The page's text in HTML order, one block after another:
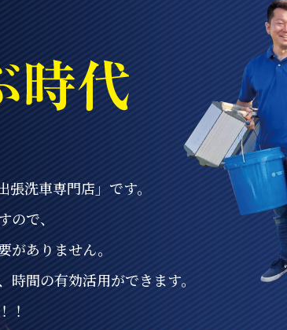
洗車専門店」です。
で、
ありません。
間の有効活用ができます。
！